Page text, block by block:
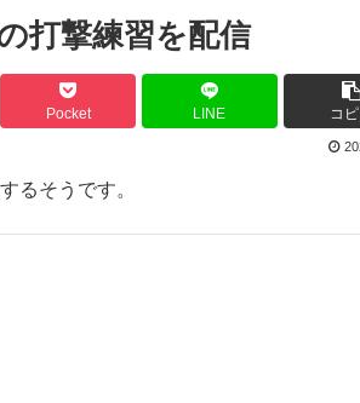
打撃練習を配信
Pocket LINE コ
るそうです。